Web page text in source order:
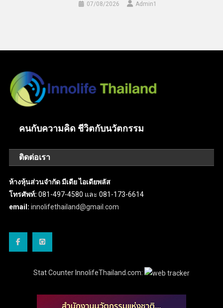
07/08/2026 Admin​1
คนกับความคิด ชีวิตกับนวัตกรรม
ติดต่อเรา
ห้างหุ้นส่วนจำกัด มีเดีย ไอเดียพลัส
โทรศัพท์: 081-497-4580 และ 081-173-6614
email: innolifethailand@gmail.com
Stat Counter InnolifeThailand.com: